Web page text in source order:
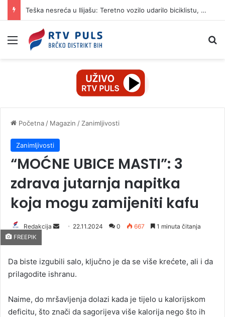
Teška nesreća u Ilijašu: Teretno vozilo udarilo biciklistu, 75-godišnjak zadržan u bolnici
Izbornik
Početna / Magazin / Zanimljivosti
Zanimljivosti
“MOĆNE UBICE MASTI”: 3
zdrava jutarnja napitka
koja mogu zamijeniti kafu
Redakcija
d
a
e
m
22.11.2024 0 667 1 minuta čitanja
FREEPIK
Da biste izgubili salo, ključno je da se više krećete, ali i da
prilagodite ishranu.
Naime, do mršavljenja dolazi kada je tijelo u kalorijskom
deficitu, što znači da sagorijeva više kalorija nego što ih